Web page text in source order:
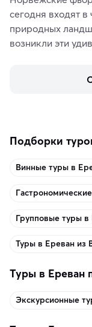
сегодня входят
природных
возникли эти
включить в
Подборки
Винные туры в
Групповые туры в
Туры в Ереван из
Туры в Ереван
Экскурсионные